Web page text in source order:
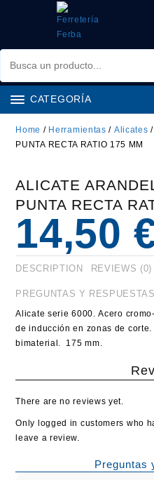
CATEGORÍA
Home / Herramientas / Alicates
PUNTA RECTA RATIO 175 MM
ALICATE
PUNTA RECTA
14,50
DESCRIPTION REVIEWS (0)
PREGUNTAS Y RESPUESTAS
Alicate serie 6000. Acero
de inducción en zonas de
bimaterial. 175 mm.
There are no reviews yet.
Only logged in customers who
leave a review.
Preguntas